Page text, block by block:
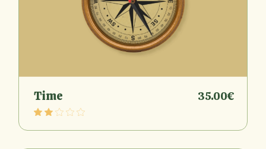
Time 35.00€